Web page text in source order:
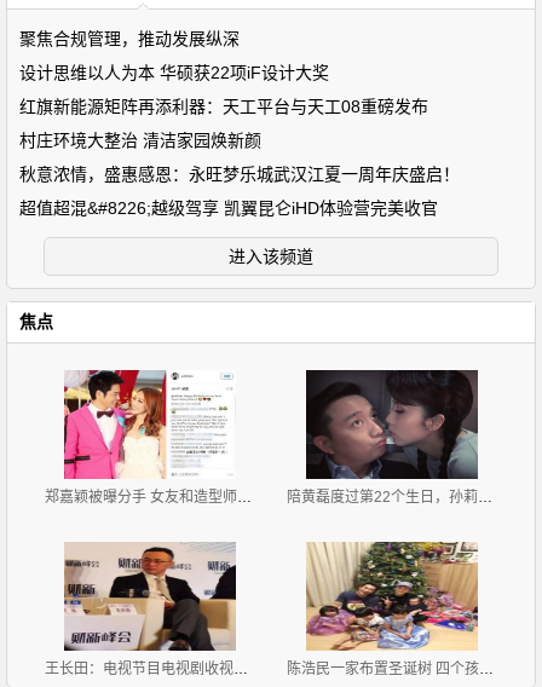
聚焦合规管理，推动发展纵深
设计思维以人为本 华硕获22项iF设计大奖
红旗新能源矩阵再添利器：天工平台与天工08重磅发布
村庄环境大整治 清洁家园焕新颜
秋意浓情，盛惠感恩：永旺梦乐城武汉江夏一周年庆盛启！
超值超混&#8226;越级驾享 凯翼昆仑iHD体验营完美收官
进入该频道
焦点
郑嘉颖被曝分手 女友和造型师互喊宝贝 陪黄磊度过第22个生日，孙莉献上甜蜜一吻
王长田：电视节目电视剧收视率90%以上是假的 陈浩民一家布置圣诞树 四个孩子坐一地